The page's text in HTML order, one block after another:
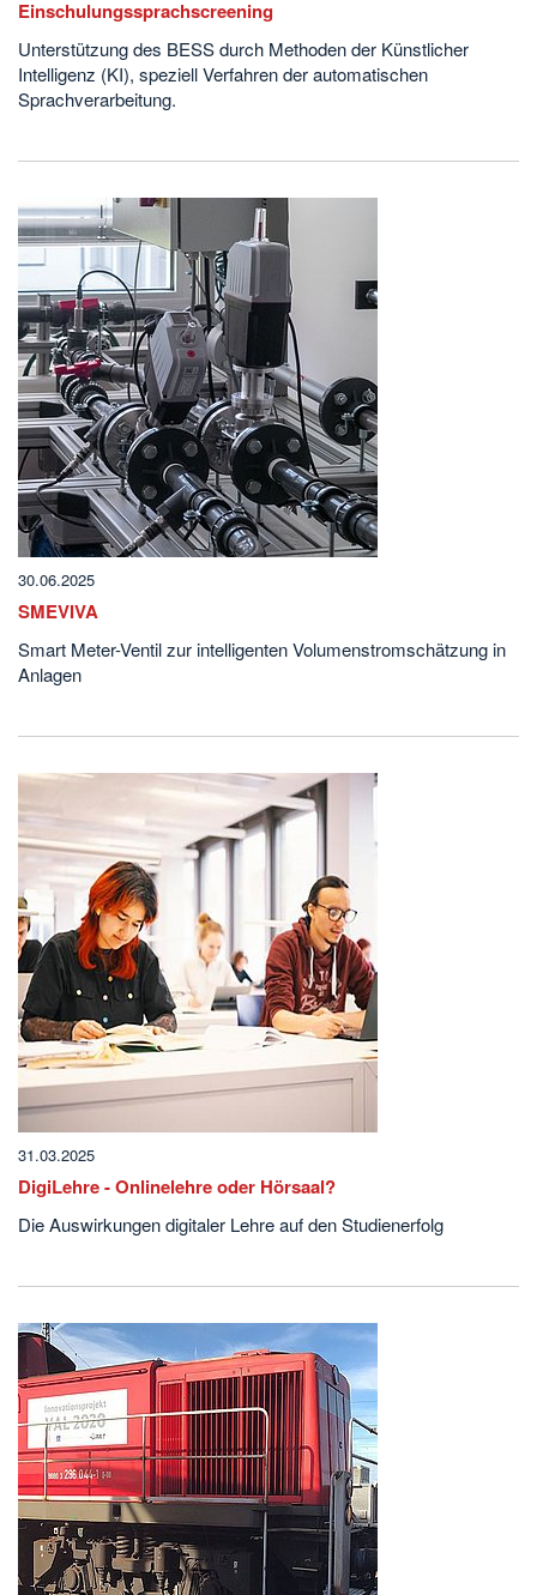
Einschulungssprachscreening
Unterstützung des BESS durch Methoden der Künstlicher
Intelligenz (KI), speziell Verfahren der automatischen
Sprachverarbeitung.
30.06.2025
SMEVIVA
Smart Meter-Ventil zur intelligenten Volumenstromschätzung in
Anlagen
31.03.2025
DigiLehre - Onlinelehre oder Hörsaal?
Die Auswirkungen digitaler Lehre auf den Studienerfolg